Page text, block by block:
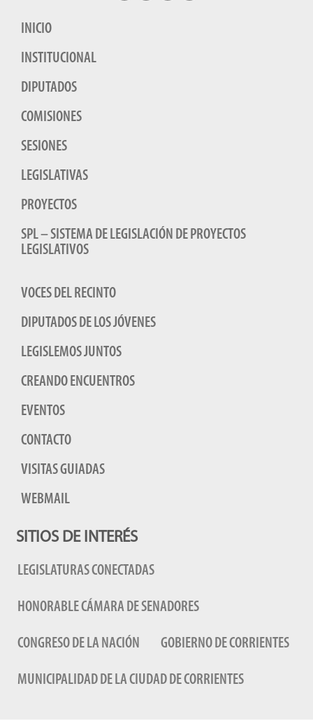
INICIO
INSTITUCIONAL
DIPUTADOS
COMISIONES
SESIONES
LEGISLATIVAS
PROYECTOS
SPL – SISTEMA DE LEGISLACIÓN DE PROYECTOS
LEGISLATIVOS
VOCES DEL RECINTO
DIPUTADOS DE LOS JÓVENES
LEGISLEMOS JUNTOS
CREANDO ENCUENTROS
EVENTOS
CONTACTO
VISITAS GUIADAS
WEBMAIL
SITIOS DE INTERÉS
LEGISLATURAS CONECTADAS
HONORABLE CÁMARA DE SENADORES
CONGRESO DE LA NACIÓN GOBIERNO DE CORRIENTES
MUNICIPALIDAD DE LA CIUDAD DE CORRIENTES